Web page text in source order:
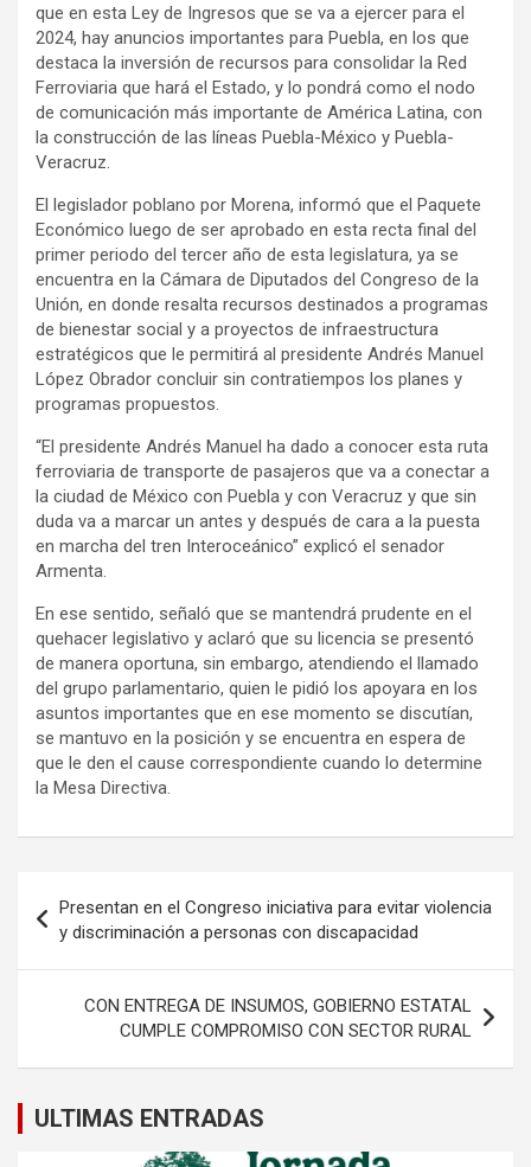
que en esta Ley de Ingresos que se va a ejercer para el
2024, hay anuncios importantes para Puebla, en los que
destaca la inversión de recursos para consolidar la Red
Ferroviaria que hará el Estado, y lo pondrá como el nodo
de comunicación más importante de América Latina, con
la construcción de las líneas Puebla-México y Puebla-
Veracruz.
El legislador poblano por Morena, informó que el Paquete
Económico luego de ser aprobado en esta recta final del
primer periodo del tercer año de esta legislatura, ya se
encuentra en la Cámara de Diputados del Congreso de la
Unión, en donde resalta recursos destinados a programas
de bienestar social y a proyectos de infraestructura
estratégicos que le permitirá al presidente Andrés Manuel
López Obrador concluir sin contratiempos los planes y
programas propuestos.
“El presidente Andrés Manuel ha dado a conocer esta ruta
ferroviaria de transporte de pasajeros que va a conectar a
la ciudad de México con Puebla y con Veracruz y que sin
duda va a marcar un antes y después de cara a la puesta
en marcha del tren Interoceánico” explicó el senador
Armenta.
En ese sentido, señaló que se mantendrá prudente en el
quehacer legislativo y aclaró que su licencia se presentó
de manera oportuna, sin embargo, atendiendo el llamado
del grupo parlamentario, quien le pidió los apoyara en los
asuntos importantes que en ese momento se discutían,
se mantuvo en la posición y se encuentra en espera de
que le den el cause correspondiente cuando lo determine
la Mesa Directiva.
de
entradas
Presentan en el Congreso iniciativa para evitar violencia
y discriminación a personas con discapacidad
CON ENTREGA DE INSUMOS, GOBIERNO ESTATAL
CUMPLE COMPROMISO CON SECTOR RURAL
ULTIMAS ENTRADAS